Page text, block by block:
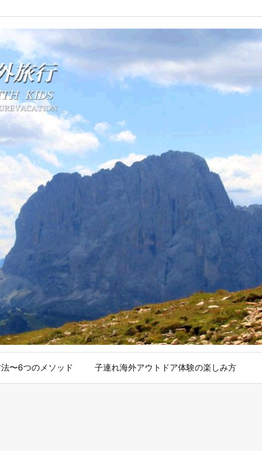
〜6つのメソッド 子連れ海外アウトドア体験の楽しみ方